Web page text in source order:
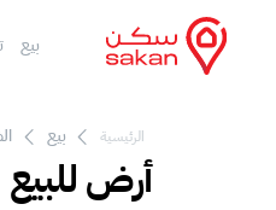
بيع
الرئيسية بيع
أرض